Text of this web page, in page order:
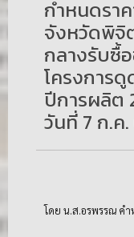
กำหนดรา
จังหวัดพิจิ
กลางรับซื้
โครงการ
ปีการผลิต
วันที่ 7 ก.ค
โดย น.ส.อรพรรณ ค